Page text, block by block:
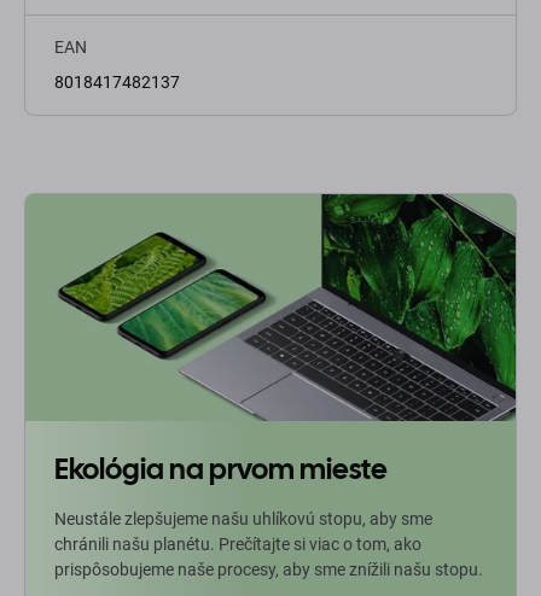
EAN
8018417482137
Ekológia na prvom mieste
Neustále zlepšujeme našu uhlíkovú stopu, aby sme
chránili našu planétu. Prečítajte si viac o tom, ako
prispôsobujeme naše procesy, aby sme znížili našu stopu.